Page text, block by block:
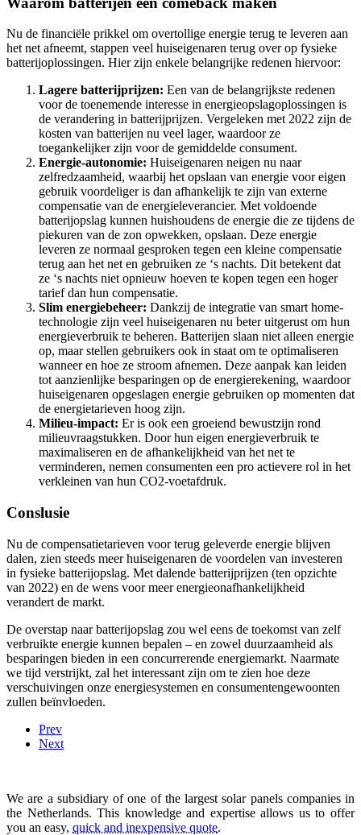
Nu de financiële prikkel om overtollige energie terug te leveren aan
het net afneemt, stappen veel huiseigenaren terug over op fysieke
batterijoplossingen. Hier zijn enkele belangrijke redenen hiervoor:
Lagere batterijprijzen: Een van de belangrijkste redenen
voor de toenemende interesse in energieopslagoplossingen is
de verandering in batterijprijzen. Vergeleken met 2022 zijn de
kosten van batterijen nu veel lager, waardoor ze
toegankelijker zijn voor de gemiddelde consument.
Energie-autonomie: Huiseigenaren neigen nu naar
zelfredzaamheid, waarbij het opslaan van energie voor eigen
gebruik voordeliger is dan afhankelijk te zijn van externe
compensatie van de energieleverancier. Met voldoende
batterijopslag kunnen huishoudens de energie die ze tijdens de
piekuren van de zon opwekken, opslaan. Deze energie
leveren ze normaal gesproken tegen een kleine compensatie
terug aan het net en gebruiken ze ‘s nachts. Dit betekent dat
ze ‘s nachts niet opnieuw hoeven te kopen tegen een hoger
tarief dan hun compensatie.
Slim energiebeheer: Dankzij de integratie van smart home-
technologie zijn veel huiseigenaren nu beter uitgerust om hun
energieverbruik te beheren. Batterijen slaan niet alleen energie
op, maar stellen gebruikers ook in staat om te optimaliseren
wanneer en hoe ze stroom afnemen. Deze aanpak kan leiden
tot aanzienlijke besparingen op de energierekening, waardoor
huiseigenaren opgeslagen energie gebruiken op momenten dat
de energietarieven hoog zijn.
Milieu-impact: Er is ook een groeiend bewustzijn rond
milieuvraagstukken. Door hun eigen energieverbruik te
maximaliseren en de afhankelijkheid van het net te
verminderen, nemen consumenten een pro actievere rol in het
verkleinen van hun CO2-voetafdruk.
Conslusie
Nu de compensatietarieven voor terug geleverde energie blijven
dalen, zien steeds meer huiseigenaren de voordelen van investeren
in fysieke batterijopslag. Met dalende batterijprijzen (ten opzichte
van 2022) en de wens voor meer energieonafhankelijkheid
verandert de markt.
De overstap naar batterijopslag zou wel eens de toekomst van zelf
verbruikte energie kunnen bepalen – en zowel duurzaamheid als
besparingen bieden in een concurrerende energiemarkt. Naarmate
we tijd verstrijkt, zal het interessant zijn om te zien hoe deze
verschuivingen onze energiesystemen en consumentengewoonten
zullen beïnvloeden.
Prev
Next
We are a subsidiary of one of the largest solar panels companies in
the Netherlands. This knowledge and expertise allows us to offer
you an easy, quick and inexpensive quote.